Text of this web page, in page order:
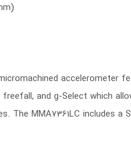
accelerometer
and g-Select which
The MMA7361LC includes